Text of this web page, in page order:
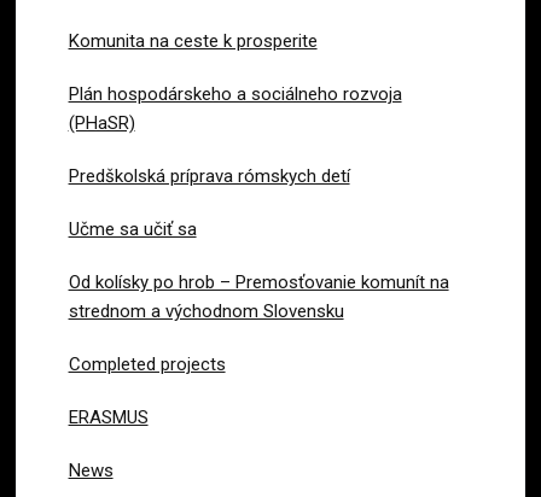
Komunita na ceste k prosperite
Plán hospodárskeho a sociálneho rozvoja
(PHaSR)
Predškolská príprava rómskych detí
Učme sa učiť sa
Od kolísky po hrob – Premosťovanie komunít na
strednom a východnom Slovensku
Completed projects
ERASMUS
News